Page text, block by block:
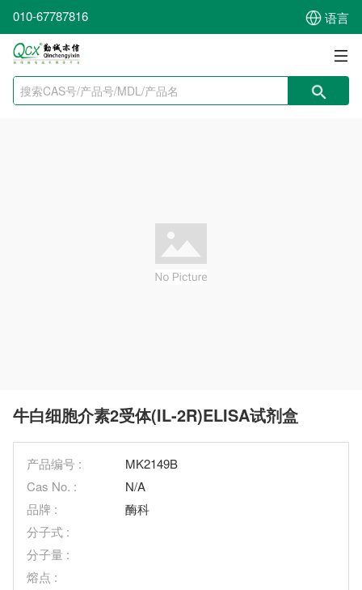
010-67787816 语言
牛白细胞介素2受体(IL-2R)ELISA试剂盒
产品编号 :
MK2149B
Cas No. :
N/A
品牌 :
酶科
分子式 :
分子量 :
熔点 :